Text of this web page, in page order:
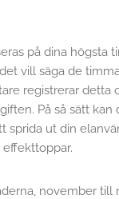
på dina högsta
vill säga de
registrerar detta
På så sätt kan
sprida ut din
november till